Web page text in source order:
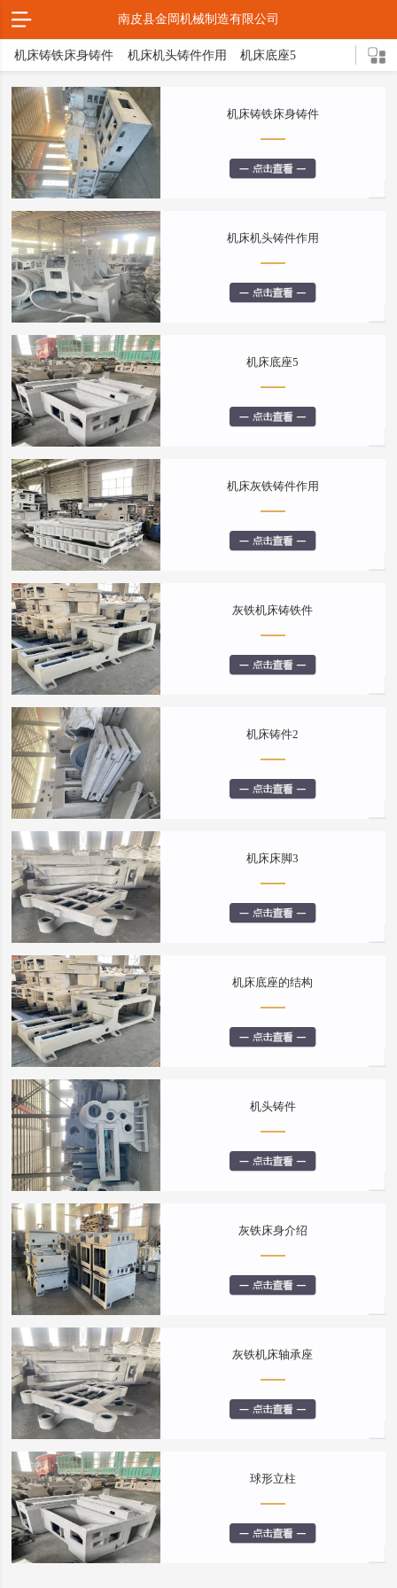
南皮县金岡机械制造有限公司
机床铸铁床身铸件 机床机头铸件作用 机床底座5
机床灰铁铸件作用 灰铁机床铸铁件
机床底座的结构 机头铸件 灰铁床身介绍 灰铁机床轴承座
球形立柱 机床铸件5 机床导轨3
压铸缩孔原因解决措施 球铁铸造三大亮点 机床底座铸造方式
机床底座是什么 轴承支架
球体磨床 机床铸铁 球铁铸件介绍
机床铸铁床身铸件
机床机头铸件作用
机床底座5
机床灰铁铸件作用
灰铁机床铸铁件
机床铸件2
机床床脚3
机床底座的结构
机头铸件
灰铁床身介绍
灰铁机床轴承座
球形立柱